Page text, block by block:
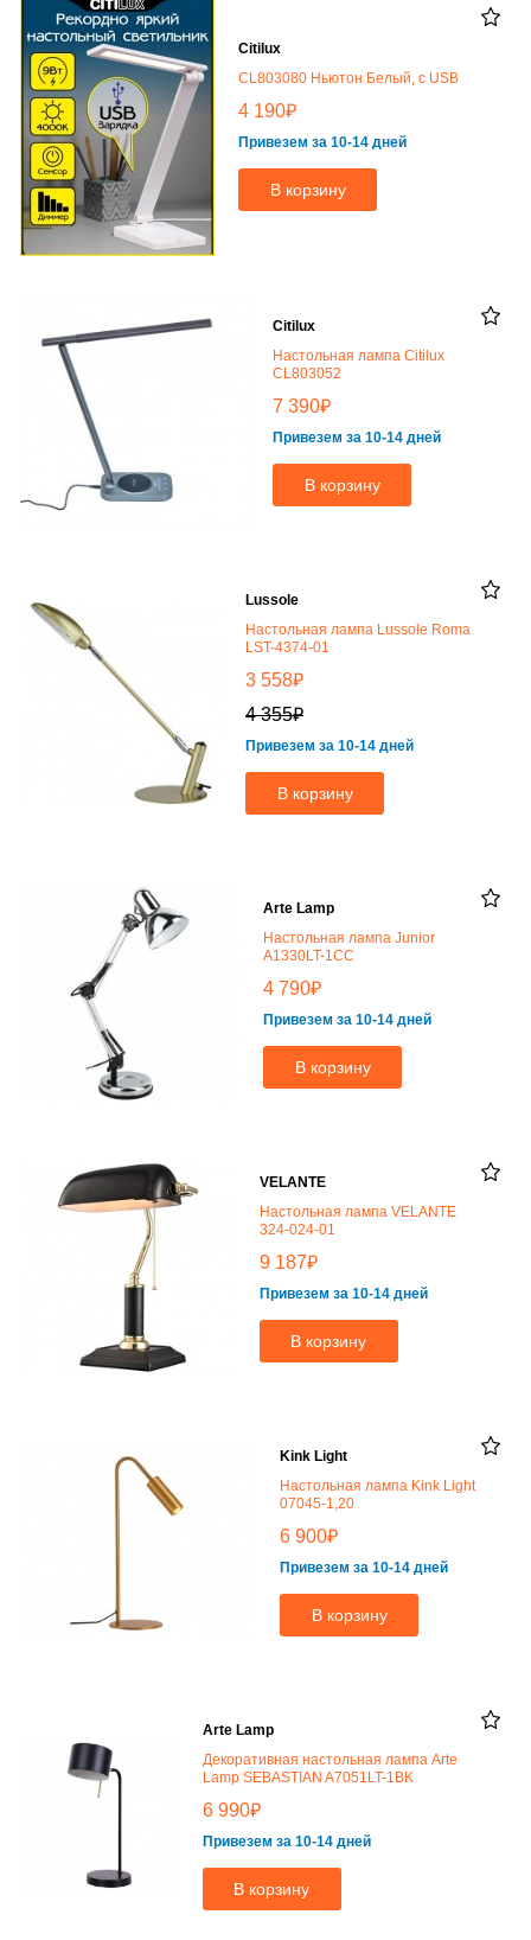
Citilux
CL803080 Ньютон Белый, с USB
4 190₽
Привезем за 10-14 дней
В корзину
Citilux
Настольная лампа Citilux
CL803052
7 390₽
Привезем за 10-14 дней
В корзину
Lussole
Настольная лампа Lussole Roma
LST-4374-01
3 558₽
4 355₽
Привезем за 10-14 дней
В корзину
Arte Lamp
Настольная лампа Junior
A1330LT-1CC
4 790₽
Привезем за 10-14 дней
В корзину
VELANTE
Настольная лампа VELANTE
324-024-01
9 187₽
Привезем за 10-14 дней
В корзину
Kink Light
Настольная лампа Kink Light
07045-1,20
6 900₽
Привезем за 10-14 дней
В корзину
Arte Lamp
Декоративная настольная лампа Arte
Lamp SEBASTIAN A7051LT-1BK
6 990₽
Привезем за 10-14 дней
В корзину